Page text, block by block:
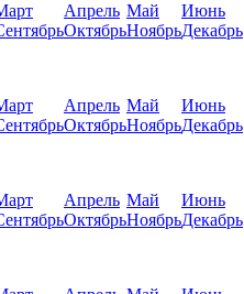
Апрель Май
Июнь
ОктябрьНоябрьДекабрь
Апрель Май
Июнь
ОктябрьНоябрьДекабрь
Апрель Май
Июнь
ОктябрьНоябрьДекабрь